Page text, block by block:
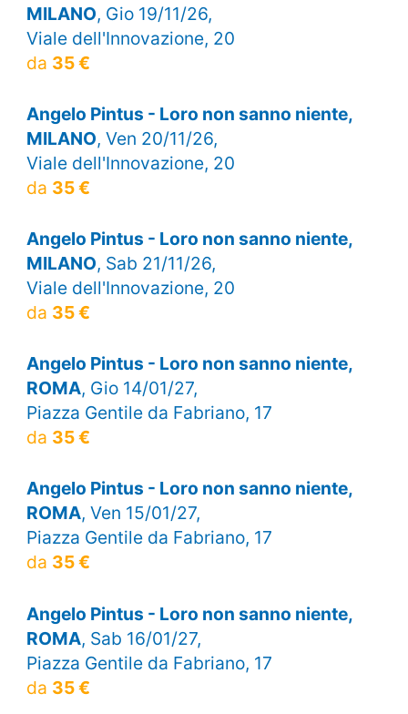
MILANO, Gio 19/11/26,
Viale dell'Innovazione, 20
da 35 €
Angelo Pintus - Loro non sanno niente,
MILANO, Ven 20/11/26,
Viale dell'Innovazione, 20
da 35 €
Angelo Pintus - Loro non sanno niente,
MILANO, Sab 21/11/26,
Viale dell'Innovazione, 20
da 35 €
Angelo Pintus - Loro non sanno niente,
ROMA, Gio 14/01/27,
Piazza Gentile da Fabriano, 17
da 35 €
Angelo Pintus - Loro non sanno niente,
ROMA, Ven 15/01/27,
Piazza Gentile da Fabriano, 17
da 35 €
Angelo Pintus - Loro non sanno niente,
ROMA, Sab 16/01/27,
Piazza Gentile da Fabriano, 17
da 35 €